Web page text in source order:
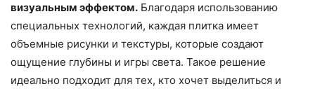
визуальным эффектом. Благодаря использованию
специальных технологий, каждая плитка имеет
объемные рисунки и текстуры, которые создают
ощущение глубины и игры света. Такое решение
идеально подходит для тех, кто хочет выделиться и